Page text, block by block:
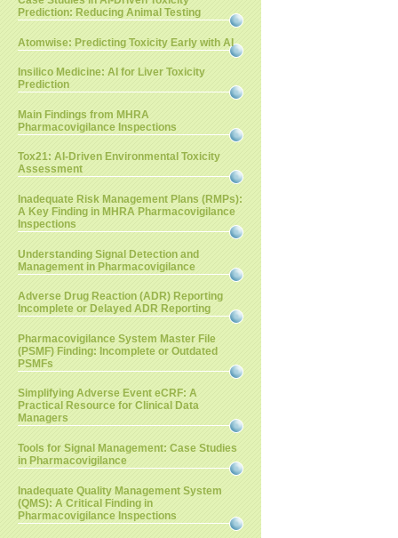
Prediction: Reducing Animal Testing
Atomwise: Predicting Toxicity Early with AI
Insilico Medicine: AI for Liver Toxicity
Prediction
Main Findings from MHRA
Pharmacovigilance Inspections
Tox21: AI-Driven Environmental Toxicity
Assessment
Inadequate Risk Management Plans (RMPs):
A Key Finding in MHRA Pharmacovigilance
Inspections
Understanding Signal Detection and
Management in Pharmacovigilance
Adverse Drug Reaction (ADR) Reporting
Incomplete or Delayed ADR Reporting
Pharmacovigilance System Master File
(PSMF) Finding: Incomplete or Outdated
PSMFs
Simplifying Adverse Event eCRF: A
Practical Resource for Clinical Data
Managers
Tools for Signal Management: Case Studies
in Pharmacovigilance
Inadequate Quality Management System
(QMS): A Critical Finding in
Pharmacovigilance Inspections